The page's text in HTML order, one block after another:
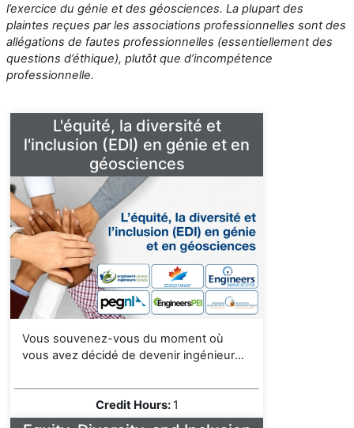
l’exercice du génie et des géosciences. La plupart des
plaintes reçues par les associations professionnelles sont des
allégations de fautes professionnelles (essentiellement des
questions d’éthique), plutôt que d’incompétence
professionnelle.
L'équité, la diversité et
l'inclusion (EDI) en génie et en
géosciences
Vous souvenez-vous du moment où
vous avez décidé de devenir ingénieur
des principales raisons qui poussent les
gens à choisir cette voie professionnelle
est la possibilité d’améliorer des vies,
Credit Hours: 1